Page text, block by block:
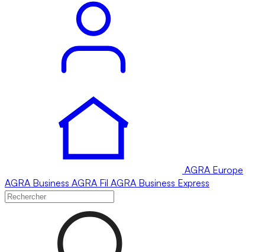
AGRA Europe
AGRA Business AGRA Fil AGRA Business Express